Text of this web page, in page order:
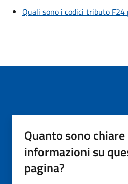
Quali sono i codici tributo
Quanto sono chiare
informazioni su
pagina?